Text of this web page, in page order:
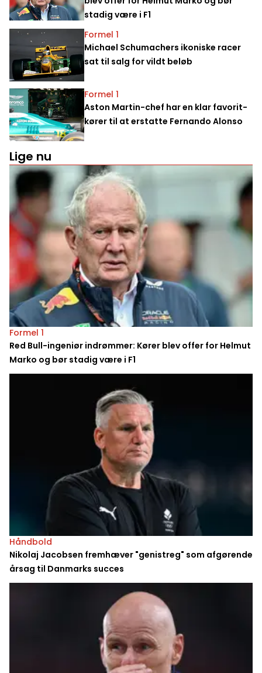
stadig være i F1
Formel 1
Michael Schumachers ikoniske racer
sat til salg for vildt beløb
Formel 1
Aston Martin-chef har en klar favorit-
kører til at erstatte Fernando Alonso
Lige nu
Formel 1
Red Bull-ingeniør indrømmer: Kører blev offer for Helmut
Marko og bør stadig være i F1
Håndbold
Nikolaj Jacobsen fremhæver "genistreg" som afgørende
årsag til Danmarks succes